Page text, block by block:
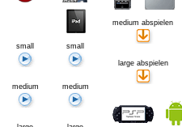
small
medium
small
medium
medium abspielen
large abspielen